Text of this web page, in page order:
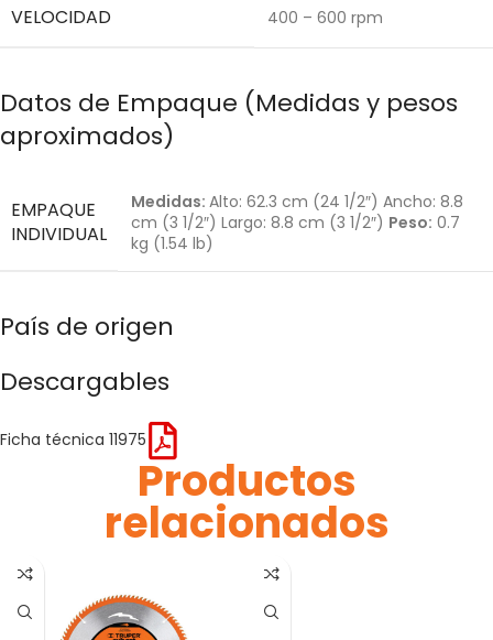
VELOCIDAD 400 – 600 rpm
Datos de Empaque (Medidas y pesos
aproximados)
EMPAQUE
INDIVIDUAL
Medidas: Alto: 62.3 cm (24 1/2″) Ancho: 8.8
cm (3 1/2″) Largo: 8.8 cm (3 1/2″) Peso: 0.7
kg (1.54 lb)
País de origen
Descargables
Ficha técnica 11975
Productos
relacionados